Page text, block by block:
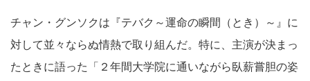
チャン・グンソクは『テバク～運命の瞬間（とき）～』に
対して並々ならぬ情熱で取り組んだ。特に、主演が決まっ
たときに語った「２年間大学院に通いながら臥薪嘗胆の姿